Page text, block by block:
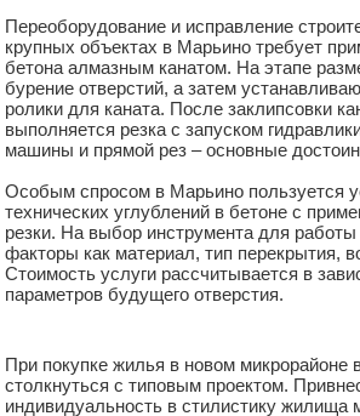
Переоборудование и исправление
крупных объектах в Марьино требует
бетона алмазным канатом. На этапе
бурение отверстий, а затем
ролики для каната. После заклипсовки
выполняется резка с запуском
машины и прямой рез – основные
Особым спросом в Марьино пользуется
технических углублений в бетоне с
резки. На выбор инструмента для
факторы как материал, тип перекрытия,
Стоимость услуги рассчитывается в
параметров будущего отверстия.
При покупке жилья в новом микрорайоне
столкнуться с типовым проектом.
индивидуальность в стилистику